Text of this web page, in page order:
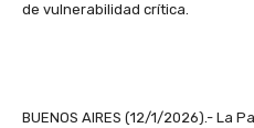
de vulnerabilidad crítica.
BUENOS AIRES (12/1/2026).- La